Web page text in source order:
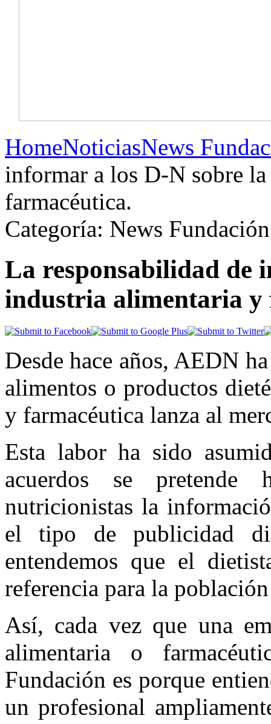
HomeNoticiasNews
informar a los D-N sobre
farmacéutica.
Categoría: News Fundación
La responsabilidad de
industria alimentaria y
Desde hace años, AEDN
alimentos o productos
y farmacéutica lanza al
Esta labor ha sido
acuerdos se
nutricionistas la
el tipo de publicidad
entendemos que el
referencia para la
Así, cada vez que una
alimentaria o
Fundación es porque
un profesional